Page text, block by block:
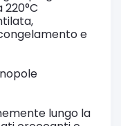
e
lungo la